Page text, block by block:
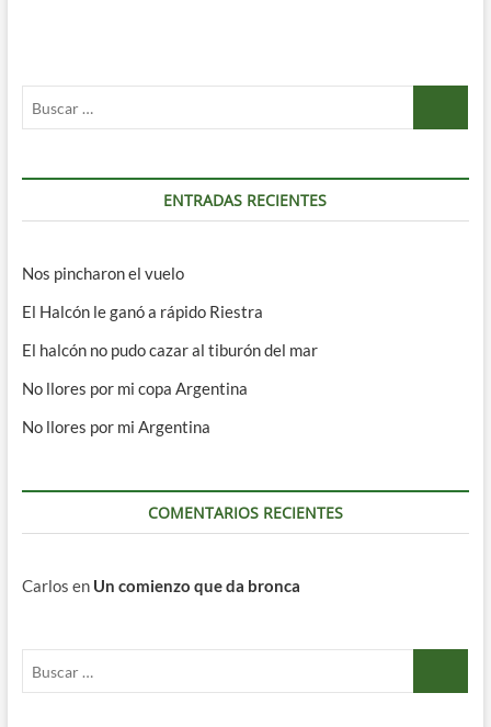
ENTRADAS RECIENTES
Nos pincharon el vuelo
El Halcón le ganó a rápido Riestra
El halcón no pudo cazar al tiburón del mar
No llores por mi copa Argentina
No llores por mi Argentina
COMENTARIOS RECIENTES
Carlos en Un comienzo que da bronca